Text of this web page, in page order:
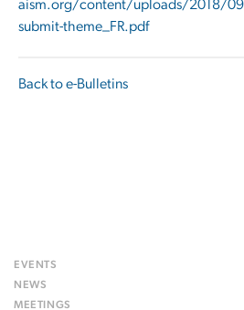
aism.org/content/uploads/2018/
submit-theme_FR.pdf
Back to e-Bulletins
EVENTS
NEWS
MEETINGS